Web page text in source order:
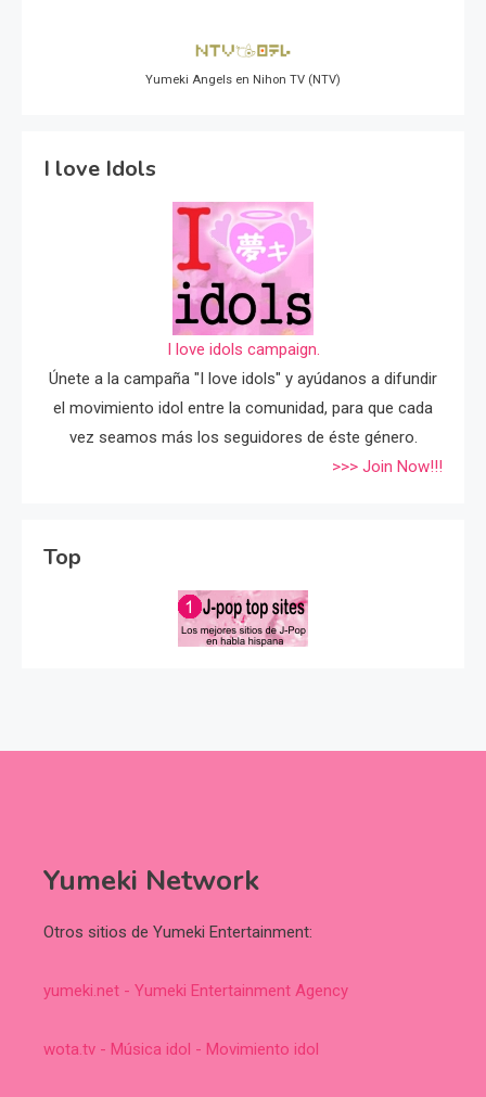
Yumeki Angels en Nihon TV (NTV)
I love Idols
I love idols campaign.
Únete a la campaña "I love idols" y ayúdanos a difundir
el movimiento idol entre la comunidad, para que cada
vez seamos más los seguidores de éste género.
>>> Join Now!!!
Top
Yumeki Network
Otros sitios de Yumeki Entertainment:
yumeki.net - Yumeki Entertainment Agency
wota.tv - Música idol - Movimiento idol